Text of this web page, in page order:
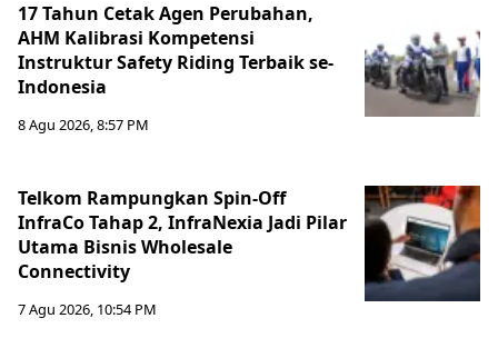
17 Tahun Cetak Agen Perubahan,
AHM Kalibrasi Kompetensi
Instruktur Safety Riding Terbaik se-
Indonesia
8 Agu 2026, 8:57 PM
Telkom Rampungkan Spin-Off
InfraCo Tahap 2, InfraNexia Jadi Pilar
Utama Bisnis Wholesale
Connectivity
7 Agu 2026, 10:54 PM